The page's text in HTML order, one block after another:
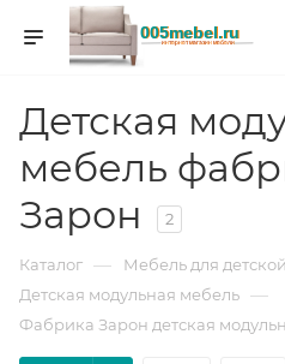
Детская
мебель
Зарон
2
Каталог — Мебель для детской
Детская модульная мебель —
Фабрика Зарон детская